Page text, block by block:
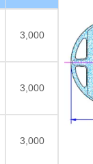
3,000
3,000
3,000